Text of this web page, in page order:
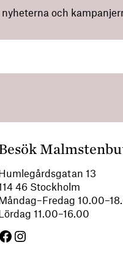
och
Humlegårdsgatan 13
46 Stockholm
Måndag–Fredag
Lördag 11.00–16.00
Facebook
Instagram